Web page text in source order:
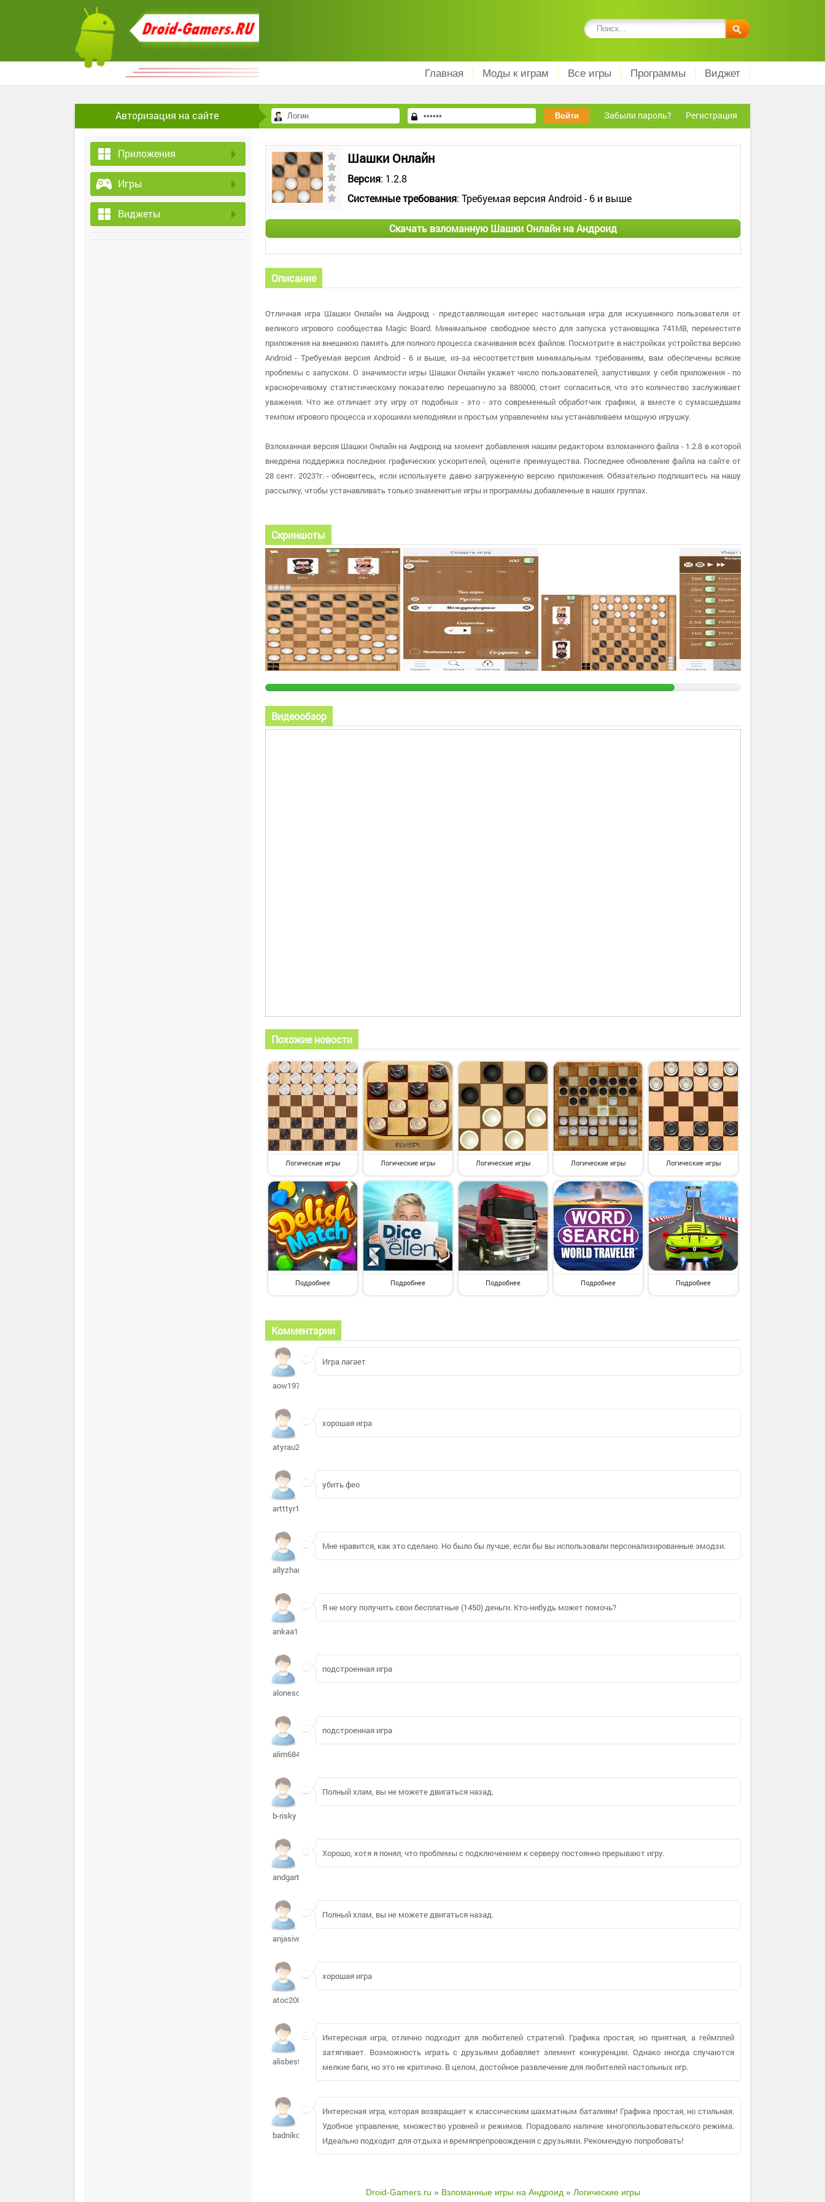
Главная Моды к играм Все игры Программы Виджет
Авторизация на сайте Забыли пароль? Регистрация
Приложения
Игры
Виджеты
Шашки Онлайн
Версия: 1.2.8
Системные требования: Требуемая версия Android - 6 и выше
Скачать взломанную Шашки Онлайн на Андроид
Описание
Отличная игра Шашки Онлайн на Андроид - представляющая интерес настольная игра для искушенного пользователя от
великого игрового сообщества Magic Board. Минимальное свободное место для запуска установщика 741MB, переместите
приложения на внешнюю память для полного процесса скачивания всех файлов. Посмотрите в настройках устройства версию
Android - Требуемая версия Android - 6 и выше, из-за несоответствия минимальным требованиям, вам обеспечены всякие
проблемы с запуском. О значимости игры Шашки Онлайн укажет число пользователей, запустивших у себя приложения - по
красноречивому статистическому показателю перешагнуло за 880000, стоит согласиться, что это количество заслуживает
уважения. Что же отличает эту игру от подобных - это - это современный обработчик графики, а вместе с сумасшедшим
темпом игрового процесса и хорошими мелодиями и простым управлением мы устанавливаем мощную игрушку.
Взломанная версия Шашки Онлайн на Андроид на момент добавления нашим редактором взломанного файла - 1.2.8 в которой
внедрена поддержка последних графических ускорителей, оцените преимущества. Последнее обновление файла на сайте от
28 сент. 2023?г. - обновитесь, если используете давно загруженную версию приложения. Обязательно подпишитесь на нашу
рассылку, чтобы устанавливать только знаменитые игры и программы добавленные в наших группах.
Скриншоты
Видеообзор
Похожие новости
Логические игры Логические игры Логические игры Логические игры Логические игры
Подробнее Подробнее Подробнее Подробнее Подробнее
Комментарии
aow1973751
Игра лагает
atyrau234
хорошая игра
artttyr189
убить фео
allyzhang912
Мне нравится, как это сделано. Но было бы лучше, если бы вы использовали персонализированные эмодзи.
ankaa1
Я не могу получить свои бесплатные (1450) деньги. Кто-нибудь может помочь?
alonesome1
подстроенная игра
alim6840893
подстроенная игра
b-risky
Полный хлам, вы не можете двигаться назад.
andgartman216
Хорошо, хотя я понял, что проблемы с подключением к серверу постоянно прерывают игру.
anjasiwek
Полный хлам, вы не можете двигаться назад.
atoc2008613
хорошая игра
alisbest808
Интересная игра, отлично подходит для любителей стратегий. Графика простая, но приятная, а геймплей
затягивает. Возможность играть с друзьями добавляет элемент конкуренции. Однако иногда случаются
мелкие баги, но это не критично. В целом, достойное развлечение для любителей настольных игр.
badniko29
Интересная игра, которая возвращает к классическим шахматным баталиям! Графика простая, но стильная.
Удобное управление, множество уровней и режимов. Порадовало наличие многопользовательского режима.
Идеально подходит для отдыха и времяпрепровождения с друзьями. Рекомендую попробовать!
Droid-Gamers.ru » Взломанные игры на Андроид » Логические игры